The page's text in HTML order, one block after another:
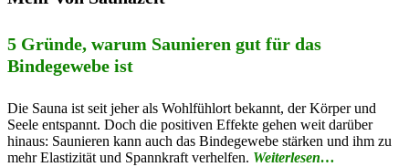
5 Gründe, warum Saunieren gut für das
Bindegewebe ist
Die Sauna ist seit jeher als Wohlfühlort bekannt, der Körper und
Seele entspannt. Doch die positiven Effekte gehen weit darüber
hinaus: Saunieren kann auch das Bindegewebe stärken und ihm zu
mehr Elastizität und Spannkraft verhelfen. Weiterlesen…